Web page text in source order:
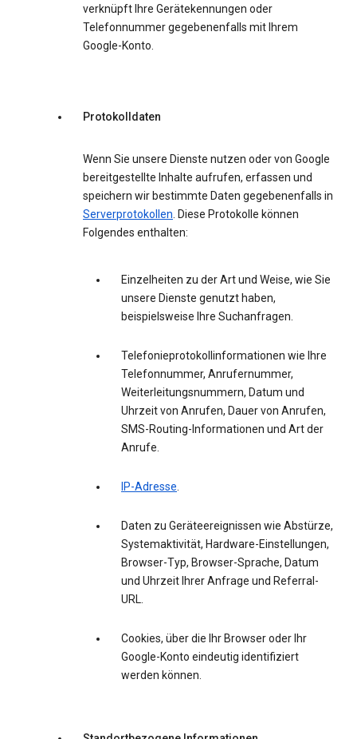
verknüpft Ihre Gerätekennungen oder
Telefonnummer gegebenenfalls mit Ihrem
Google-Konto.
Protokolldaten
Wenn Sie unsere Dienste nutzen oder von Google
bereitgestellte Inhalte aufrufen, erfassen und
speichern wir bestimmte Daten gegebenenfalls in
Serverprotokollen. Diese Protokolle können
Folgendes enthalten:
Einzelheiten zu der Art und Weise, wie Sie
unsere Dienste genutzt haben,
beispielsweise Ihre Suchanfragen.
Telefonieprotokollinformationen wie Ihre
Telefonnummer, Anrufernummer,
Weiterleitungsnummern, Datum und
Uhrzeit von Anrufen, Dauer von Anrufen,
SMS-Routing-Informationen und Art der
Anrufe.
IP-Adresse.
Daten zu Geräteereignissen wie Abstürze,
Systemaktivität, Hardware-Einstellungen,
Browser-Typ, Browser-Sprache, Datum
und Uhrzeit Ihrer Anfrage und Referral-
URL.
Cookies, über die Ihr Browser oder Ihr
Google-Konto eindeutig identifiziert
werden können.